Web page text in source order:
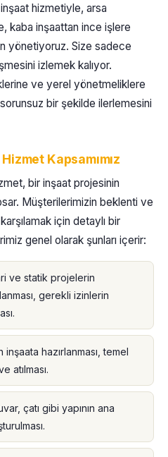
hizmetiyle, arsa
kaba inşaattan ince işlere
yönetiyoruz. Size sadece
izlemek kalıyor.
ve yerel yönetmeliklere
bir şekilde ilerlemesini
Kapsamımız
bir inşaat projesinin
Müşterilerimizin beklenti ve
için detaylı bir
genel olarak şunları içerir:
ve statik projelerin
gerekli izinlerin
inşaata hazırlanması, temel
atılması.
çatı gibi yapının ana